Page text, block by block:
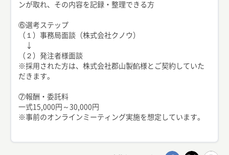
ンが取れ、その内容を記録・整理できる方
⑥選考ステップ
（１）事務局面談（株式会社クノウ）
↓
（２）発注者様面談
※採用された方は、株式会社郡山製餡様とご契約していた
だきます。
⑦報酬・委託料
一式15,000円～30,000円
※事前のオンラインミーティング実施を想定しています。